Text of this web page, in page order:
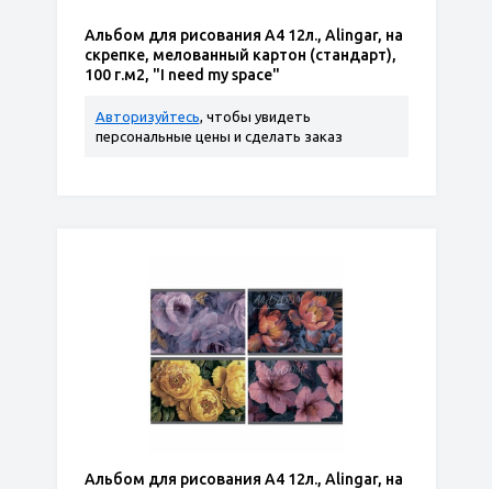
Альбом для рисования А4 12л., Alingar, на
скрепке, мелованный картон (стандарт),
100 г.м2, "I need my space"
Авторизуйтесь, чтобы увидеть
персональные цены и сделать заказ
Альбом для рисования А4 12л., Alingar, на